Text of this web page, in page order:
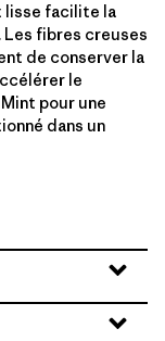
lisse facilite la
fibres creuses
de conserver la
le
pour une
dans un